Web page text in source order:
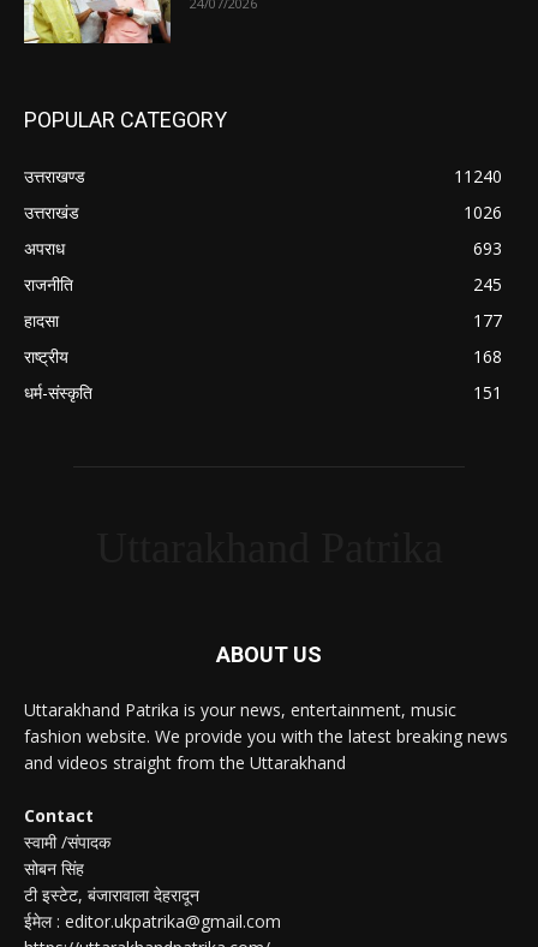
POPULAR CATEGORY
उत्तराखण्ड
11240
उत्तराखंड
1026
अपराध
693
राजनीति
245
हादसा
177
राष्ट्रीय
168
धर्म-संस्कृति
151
ABOUT US
Uttarakhand Patrika is your news, entertainment, music
fashion website. We provide you with the latest breaking news
and videos straight from the Uttarakhand
Contact
स्वामी /संपादक
सोबन सिंह
टी इस्टेट, बंजारावाला देहरादून
ईमेल : editor.ukpatrika@gmail.com